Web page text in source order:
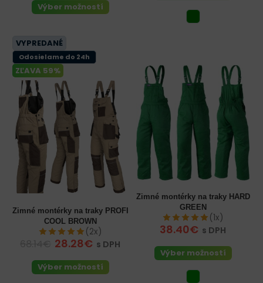
Výber možností
ZĽAVA 59%
Odosielame do 24h
VYPREDANÉ
Zimné montérky na traky PROFI
COOL BROWN
(2x)
28.28€ s DPH
Výber možností
Zimné montérky na traky HARD
GREEN
(1x)
38.40€ s DPH
Výber možností